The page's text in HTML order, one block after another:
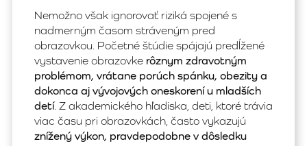
Nemožno však ignorovať riziká spojené s
nadmerným časom stráveným pred
obrazovkou. Početné štúdie spájajú predĺžené
vystavenie obrazovke rôznym zdravotným
problémom, vrátane porúch spánku, obezity a
dokonca aj vývojových oneskorení u mladších
detí. Z akademického hľadiska, deti, ktoré trávia
viac času pri obrazovkách, často vykazujú
znížený výkon, pravdepodobne v dôsledku